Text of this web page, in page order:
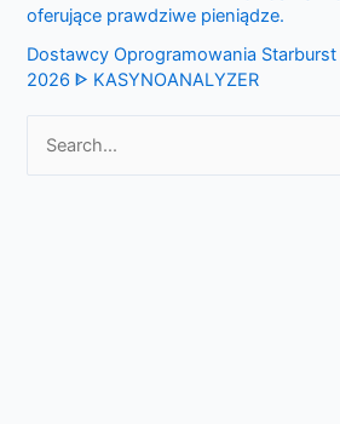
oferujące prawdziwe pieniądze.
Dostawcy Oprogramowania
2026 ᐈ KASYNOANALYZER